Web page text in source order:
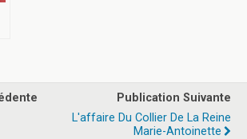
Publication Suivante
L'affaire Du Collier De La Reine
Marie-Antoinette